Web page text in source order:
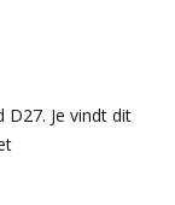
Je vindt dit